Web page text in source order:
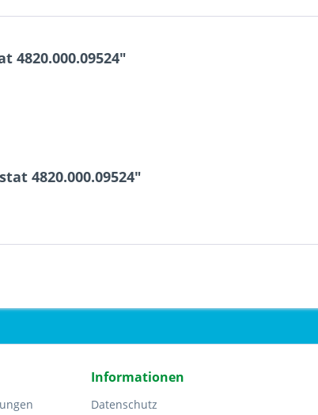
4820.000.09524"
4820.000.09524"
Informationen
Datenschutz